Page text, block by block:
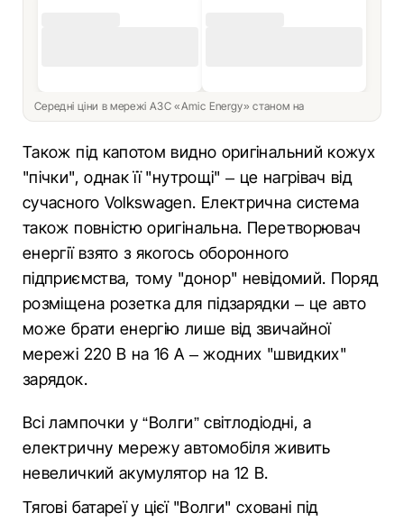
Середні ціни в мережі АЗС «Amic Energy» станом на
Також під капотом видно оригінальний кожух
"пічки", однак її "нутрощі" – це нагрівач від
сучасного Volkswagen. Електрична система
також повністю оригінальна. Перетворювач
енергії взято з якогось оборонного
підприємства, тому "донор" невідомий. Поряд
розміщена розетка для підзарядки – це авто
може брати енергію лише від звичайної
мережі 220 В на 16 А – жодних "швидких"
зарядок.
Всі лампочки у “Волги” світлодіодні, а
електричну мережу автомобіля живить
невеличкий акумулятор на 12 В.
Тягові батареї у цієї "Волги" сховані під